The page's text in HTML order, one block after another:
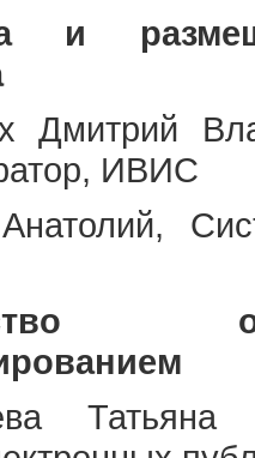
и
Дмитрий
ИВИС
Татьяна